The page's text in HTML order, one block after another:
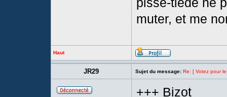
muter, et me
Haut
JR29 Sujet du message: Re: [ Votez pour
+++ Bizot